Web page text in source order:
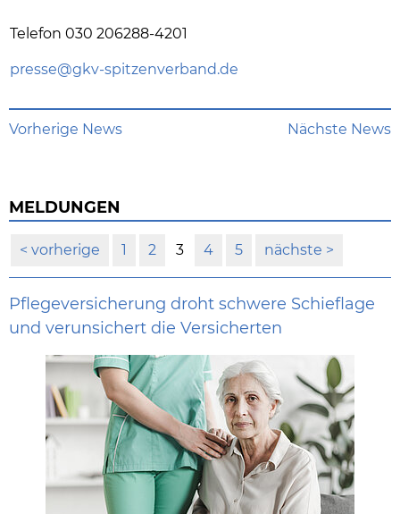
Telefon 030 206288-4201
presse@gkv-spitzenverband.de
Vorherige News Nächste News
MELDUNGEN
vorherige 1 2 3 4 5 nächste
Pflegeversicherung droht schwere Schieflage
und verunsichert die Versicherten